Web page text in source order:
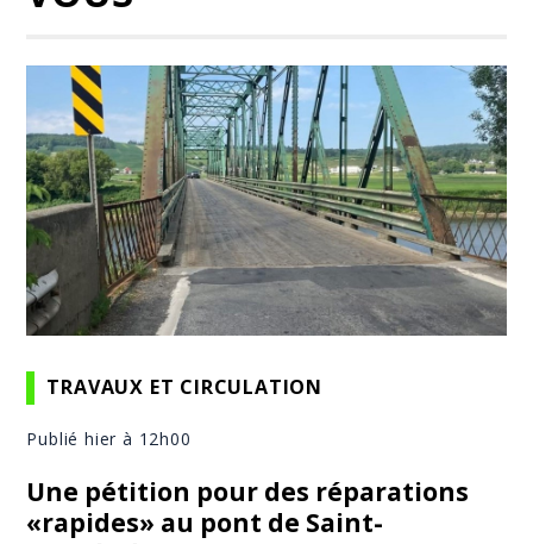
TRAVAUX ET CIRCULATION
Publié hier à 12h00
Une pétition pour des réparations
«rapides» au pont de Saint-